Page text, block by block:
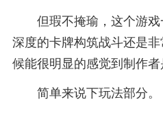
但瑕不掩瑜，这个游
深度的卡牌构筑战斗还是
候能很明显的感觉到制作者
简单来说下玩法部分。